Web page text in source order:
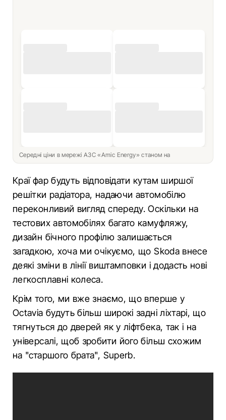
Середні ціни в мережі АЗС «Amic Energy» станом на
Краї фар будуть відповідати кутам ширшої
решітки радіатора, надаючи автомобілю
переконливий вигляд спереду. Оскільки на
тестових автомобілях багато камуфляжу,
дизайн бічного профілю залишається
загадкою, хоча ми очікуємо, що Skoda внесе
деякі зміни в лінії виштамповки і додасть нові
легкосплавні колеса.
Крім того, ми вже знаємо, що вперше у
Octavia будуть більш широкі задні ліхтарі, що
тягнуться до дверей як у ліфтбека, так і на
універсалі, щоб зробити його більш схожим
на "старшого брата", Superb.